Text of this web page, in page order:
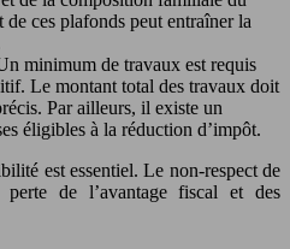
de ces plafonds peut entraîner la
minimum de travaux est requis
Le montant total des travaux doit
Par ailleurs, il existe un
éligibles à la réduction d’impôt.
est essentiel. Le non-respect de
de l’avantage fiscal et des